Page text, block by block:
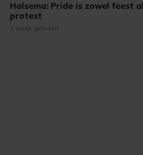
Halsema: Pride is zowel feest
protest
1 week geleden